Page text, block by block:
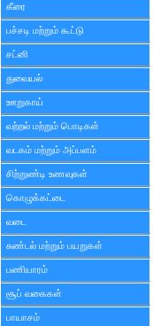
கீரை
பச்சடி மற்றும் கூட்டு
சட்னி
துவையல்
ஊறுகாய்
வற்றல் மற்றும் பொடிகள்
வடகம் மற்றும் அப்பளம்
சிற்றுண்டி உணவுகள்
கொழுக்கட்டை
வடை
சுண்டல் மற்றும் பயறுகள்
பணியாரம்
சூப் வகைகள்
பாயாசம்